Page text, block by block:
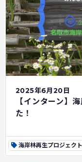
2025年6月20日
【インターン】
た！
海岸林再生プロジェクト